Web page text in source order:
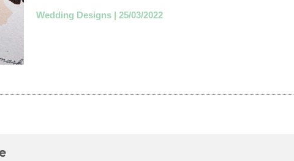
Wedding Designs 25/03/2022